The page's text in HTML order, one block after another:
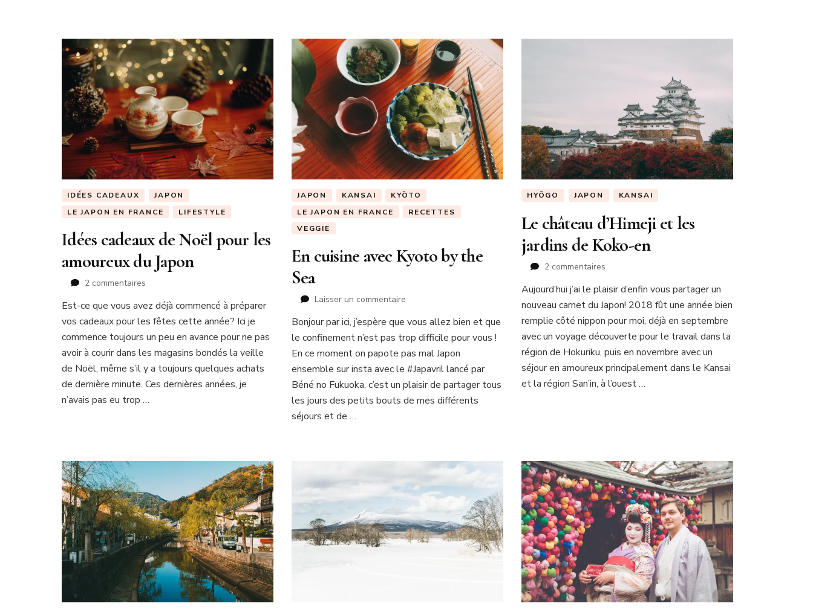
IDÉES CADEAUX
JAPON
LE JAPON EN FRANCE
LIFESTYLE
Idées cadeaux de Noël pour les
amoureux du Japon
2 commentaires
cadeaux
de
Noël
les
amoureux
du
Est-ce que vous avez déjà commencé à préparer
vos cadeaux pour les fêtes cette année? Ici je
commence toujours un peu en avance pour ne pas
avoir à courir dans les magasins bondés la veille
de Noël, même s’il y a toujours quelques achats
de dernière minute. Ces dernières années, je
n’avais pas eu trop …
JAPON KANSAI
KYŌTO
LE JAPON EN FRANCE
RECETTES
VEGGIE
En cuisine avec Kyoto by the
Sea
Laisser un commentairesur
cuisine
avec
Kyoto
the
Sea
Bonjour par ici, j’espère que vous allez bien et que
le confinement n’est pas trop difficile pour vous !
En ce moment on papote pas mal Japon
ensemble sur insta avec le #Japavril lancé par
Béné no Fukuoka, c’est un plaisir de partager tous
les jours des petits bouts de mes différents
séjours et de …
HYŌGO JAPON KANSAI
Le château d’Himeji et les
jardins de Koko-en
2 commentairessur
château
d’Himeji
et
les
jardins
de
Koko-
en
Aujourd’hui j’ai le plaisir d’enfin vous partager un
nouveau carnet du Japon! 2018 fût une année bien
remplie côté nippon pour moi, déjà en septembre
avec un voyage découverte pour le travail dans la
région de Hokuriku, puis en novembre avec un
séjour en amoureux principalement dans le Kansai
et la région San’in, à l’ouest …